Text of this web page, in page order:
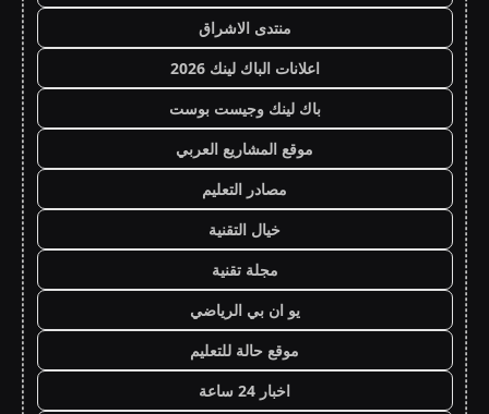
منتدى الاشراق
اعلانات الباك لينك 2026
باك لينك وجيست بوست
موقع المشاريع العربي
مصادر التعليم
خيال التقنية
مجلة تقنية
يو ان بي الرياضي
موقع حالة للتعليم
اخبار 24 ساعة